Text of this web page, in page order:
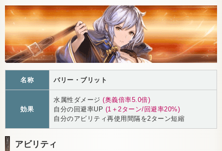
名称 バリー・ブリット
効果
水属性ダメージ (奥義倍率5.0倍)
自分の回避率UP (1＋2ターン/回避率20%)
自分のアビリティ再使用間隔を2ターン短縮
アビリティ